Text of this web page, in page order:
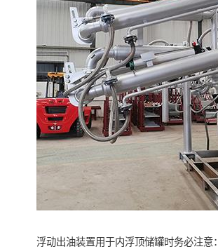
浮动出油装置用于内浮顶储罐时务必注意：